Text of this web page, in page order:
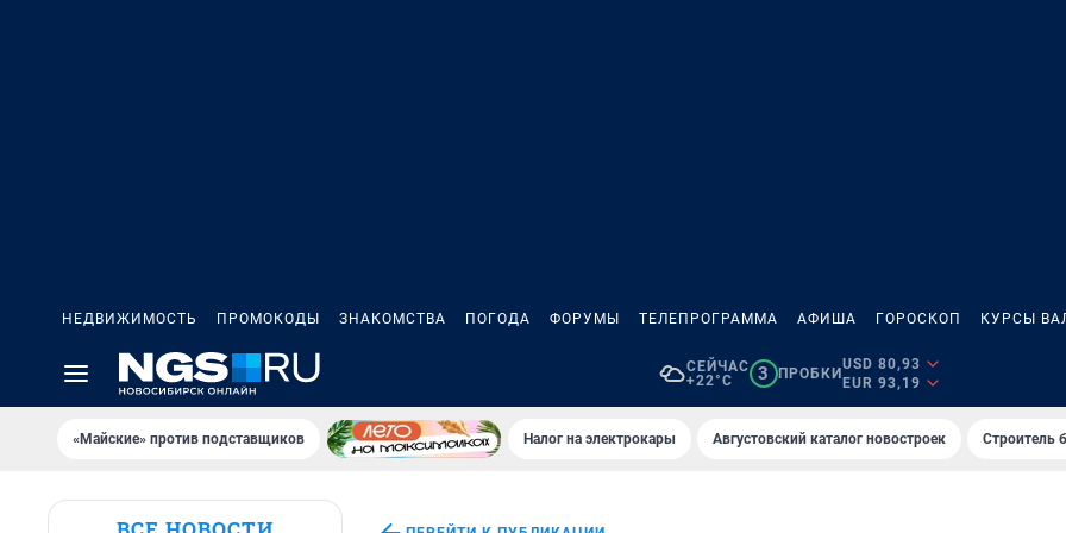
НЕДВИЖИМОСТЬ ПРОМОКОДЫ ЗНАКОМСТВА ПОГОДА ФОРУМЫ ТЕЛЕПРОГРАММА АФИША ГОРОСКОП КУРСЫ
СЕЙЧАС
+22°C
3 ПРОБКИ
USD 80,93
EUR 93,19
«Майские» против подставщиков Налог на электрокары Августовский каталог новостроек Строитель